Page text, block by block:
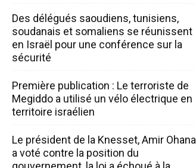
Des délégués saoudiens, tunisiens,
soudanais et somaliens se réunissent
en Israël pour une conférence sur la
sécurité
Première publication : Le terroriste de
Megiddo a utilisé un vélo électrique en
territoire israélien
Le président de la Knesset, Amir Ohana
a voté contre la position du